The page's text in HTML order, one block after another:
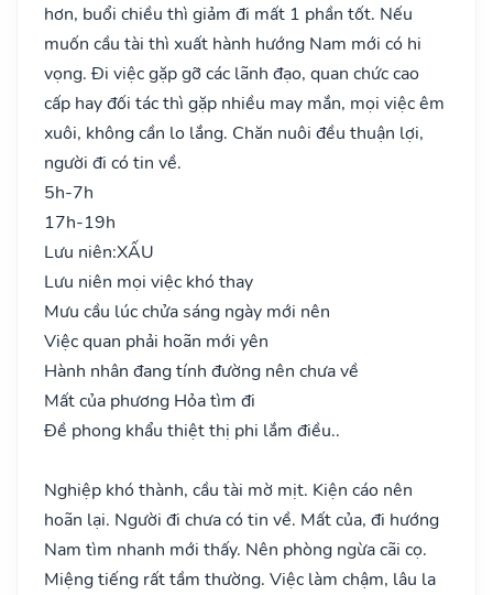
hơn, buổi chiều thì giảm đi mất 1 phần tốt. Nếu
muốn cầu tài thì xuất hành hướng Nam mới có hi
vọng. Đi việc gặp gỡ các lãnh đạo, quan chức cao
cấp hay đối tác thì gặp nhiều may mắn, mọi việc êm
xuôi, không cần lo lắng. Chăn nuôi đều thuận lợi,
người đi có tin về.
5h-7h
17h-19h
Lưu niên:XẤU
Lưu niên mọi việc khó thay
Mưu cầu lúc chửa sáng ngày mới nên
Việc quan phải hoãn mới yên
Hành nhân đang tính đường nên chưa về
Mất của phương Hỏa tìm đi
Đề phong khẩu thiệt thị phi lắm điều..
Nghiệp khó thành, cầu tài mờ mịt. Kiện cáo nên
hoãn lại. Người đi chưa có tin về. Mất của, đi hướng
Nam tìm nhanh mới thấy. Nên phòng ngừa cãi cọ.
Miệng tiếng rất tầm thường. Việc làm chậm, lâu la